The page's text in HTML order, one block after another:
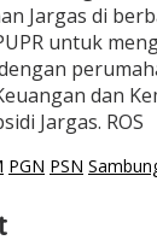
Jargas di
untuk
dan
Jargas. ROS
PGN PSN